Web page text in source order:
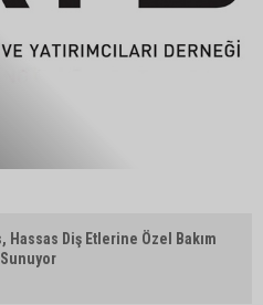
Hassas Diş Etlerine Özel Bakım